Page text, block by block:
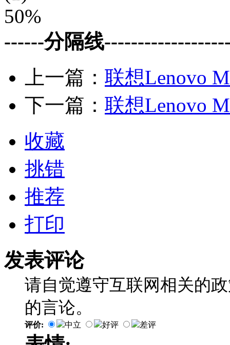
50%
------分隔线
上一篇： 联想Lenovo
下一篇： 联想Lenovo
收藏
挑错
推荐
打印
发表评论
请自觉遵守互联网相关的
的言论。
评价: 中立 好评 差评